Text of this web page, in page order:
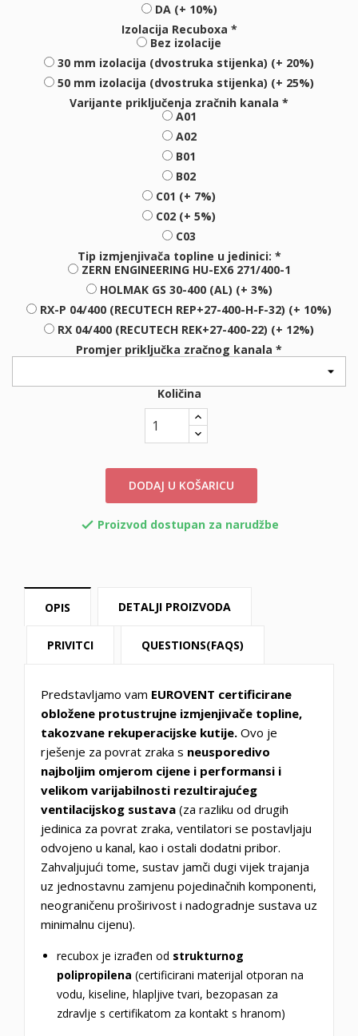
DA (+ 10%)
Izolacija Recuboxa *
Bez izolacije
30 mm izolacija (dvostruka stijenka) (+ 20%)
50 mm izolacija (dvostruka stijenka) (+ 25%)
Varijante priključenja zračnih kanala *
A01
A02
B01
B02
C01 (+ 7%)
C02 (+ 5%)
C03
Tip izmjenjivača topline u jedinici: *
ZERN ENGINEERING HU-EX6 271/400-1
HOLMAK GS 30-400 (AL) (+ 3%)
RX-P 04/400 (RECUTECH REP+27-400-H-F-32) (+ 10%)
RX 04/400 (RECUTECH REK+27-400-22) (+ 12%)
Promjer priključka zračnog kanala *
Količina
DODAJ U KOŠARICU
 Proizvod dostupan za narudžbe
OPIS DETALJI PROIZVODA
PRIVITCI QUESTIONS(FAQS)
Predstavljamo vam EUROVENT certificirane
obložene protustrujne izmjenjivače topline,
takozvane rekuperacijske kutije. Ovo je
rješenje za povrat zraka s neusporedivo
najboljim omjerom cijene i performansi i
velikom varijabilnosti rezultirajućeg
ventilacijskog sustava (za razliku od drugih
jedinica za povrat zraka, ventilatori se postavljaju
odvojeno u kanal, kao i ostali dodatni pribor.
Zahvaljujući tome, sustav jamči dugi vijek trajanja
uz jednostavnu zamjenu pojedinačnih komponenti,
neograničenu proširivost i nadogradnje sustava uz
minimalnu cijenu).
recubox je izrađen od strukturnog
polipropilena (certificirani materijal otporan na
vodu, kiseline, hlapljive tvari, bezopasan za
zdravlje s certifikatom za kontakt s hranom)